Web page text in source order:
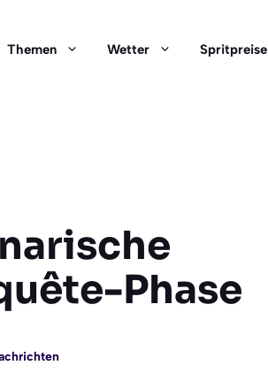
Themen Wetter Spritpreise
Phase